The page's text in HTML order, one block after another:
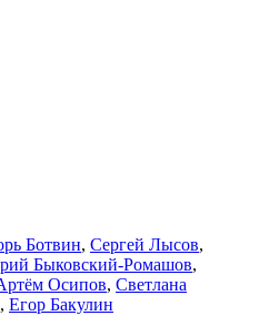
Ботвин, Сергей Лысов,
Быковский-Ромашов,
Осипов, Светлана
, Егор Бакулин